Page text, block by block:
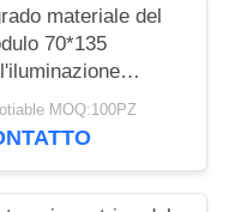
materiale del
70*135
del PC LED
il IP ha valutato
MOQ:100PZ